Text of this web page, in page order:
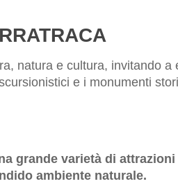
natura e cultura, invitando a
e i monumenti
grande varietà di
ambiente naturale.